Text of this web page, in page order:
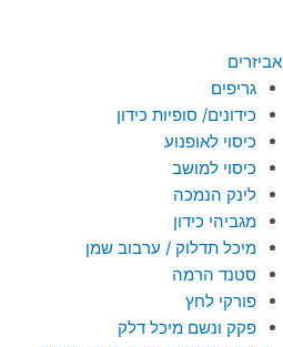
אביזרים
גריפים
כידונים/ סופיות כידון
כיסוי לאופנוע
כיסוי למושב
לינק הנמכה
מגביהי כידון
מיכל תדלוק / ערבוב שמן
סטנד הרמה
פורקי לחץ
פקק ונשם מיכל דלק